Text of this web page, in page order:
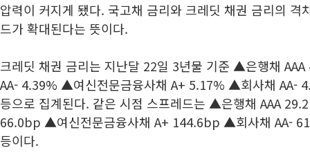
압력이 커지게 됐다. 국고채 금리와 크레딧 채권 금리의 격
드가 확대된다는 뜻이다.
크레딧 채권 금리는 지난달 22일 3년물 기준 ▲은행채
AA- 4.39% ▲여신전문금융사채 A+ 5.17% ▲회사채 AA-
등으로 집계된다. 같은 시점 스프레드는 ▲은행채 AAA
66.0bp ▲여신전문금융사채 A+ 144.6bp ▲회사채 AA-
등이다.